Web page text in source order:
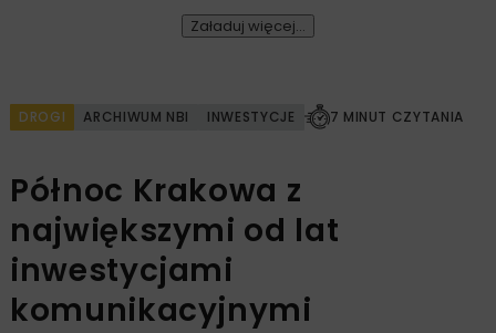
Załaduj więcej...
DROGI ARCHIWUM NBI INWESTYCJE 7 MINUT CZYTANIA
Północ Krakowa z
największymi od lat
inwestycjami
komunikacyjnymi